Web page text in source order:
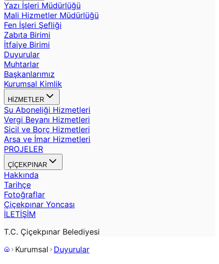
Yazı İşleri Müdürlüğü
Mali Hizmetler Müdürlüğü
Fen İşleri Şefliği
Zabıta Birimi
İtfaiye Birimi
Duyurular
Muhtarlar
Başkanlarımız
Kurumsal Kimlik
HİZMETLER
Su Aboneliği Hizmetleri
Vergi Beyanı Hizmetleri
Sicil ve Borç Hizmetleri
Arsa ve İmar Hizmetleri
PROJELER
ÇİÇEKPINAR
Hakkında
Tarihçe
Fotoğraflar
Çiçekpınar Yoncası
İLETİŞİM
T.C. Çiçekpınar Belediyesi
Kurumsal
Duyurular